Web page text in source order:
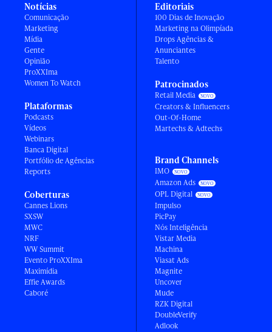
Notícias
Comunicação
Marketing
Mídia
Gente
Opinião
ProXXIma
Women To Watch
Plataformas
Podcasts
Vídeos
Webinars
Banca Digital
Portfólio de Agências
Reports
Coberturas
Cannes Lions
SXSW
MWC
NRF
WW Summit
Evento ProXXIma
Maximídia
Effie Awards
Caboré
Editoriais
100 Dias de Inovação
Marketing na Olimpíada
Drops Agências &
Anunciantes
Talento
Patrocinados
Retail Media
Creators & Influencers
Out-Of-Home
Martechs & Adtechs
Brand Channels
IMO
Amazon Ads
OPL Digital
Impulso
PicPay
Nós Inteligência
Vistar Media
Machina
Viasat Ads
Magnite
Uncover
Mude
RZK Digital
DoubleVerify
Adlook